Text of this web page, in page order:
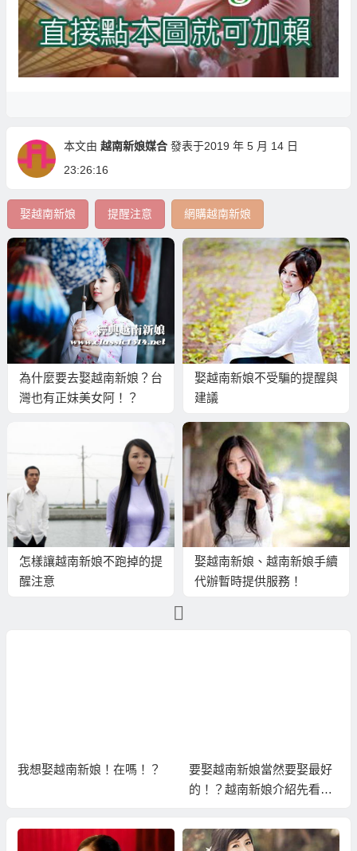
本文由 越南新娘媒合 發表于2019 年 5 月 14 日
23:26:16
娶越南新娘 提醒注意 網購越南新娘
為什麼要去娶越南新娘？台
灣也有正妹美女阿！？
娶越南新娘不受騙的提醒與
建議
怎樣讓越南新娘不跑掉的提
醒注意
娶越南新娘、越南新娘手續
代辦暫時提供服務！
我想娶越南新娘！在嗎！？
要娶越南新娘當然要娶最好
的！？越南新娘介紹先看真